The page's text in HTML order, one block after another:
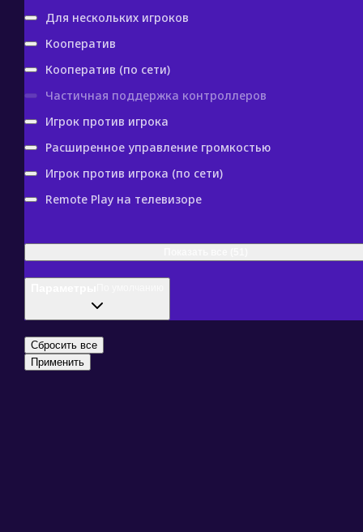
Для нескольких игроков
Кооператив
Кооператив (по сети)
Частичная поддержка контроллеров
Игрок против игрока
Расширенное управление громкостью
Игрок против игрока (по сети)
Remote Play на телевизоре
Сбросить все
Применить